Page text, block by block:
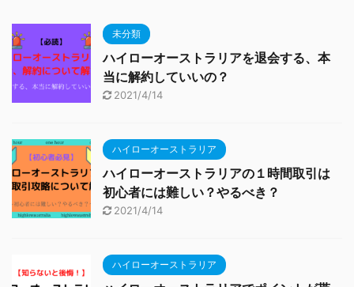
未分類
ハイローオーストラリアを退会する、本
当に解約していいの？
2021/4/14
ハイローオーストラリア
ハイローオーストラリアの１時間取引は
初心者には難しい？やるべき？
2021/4/14
ハイローオーストラリア